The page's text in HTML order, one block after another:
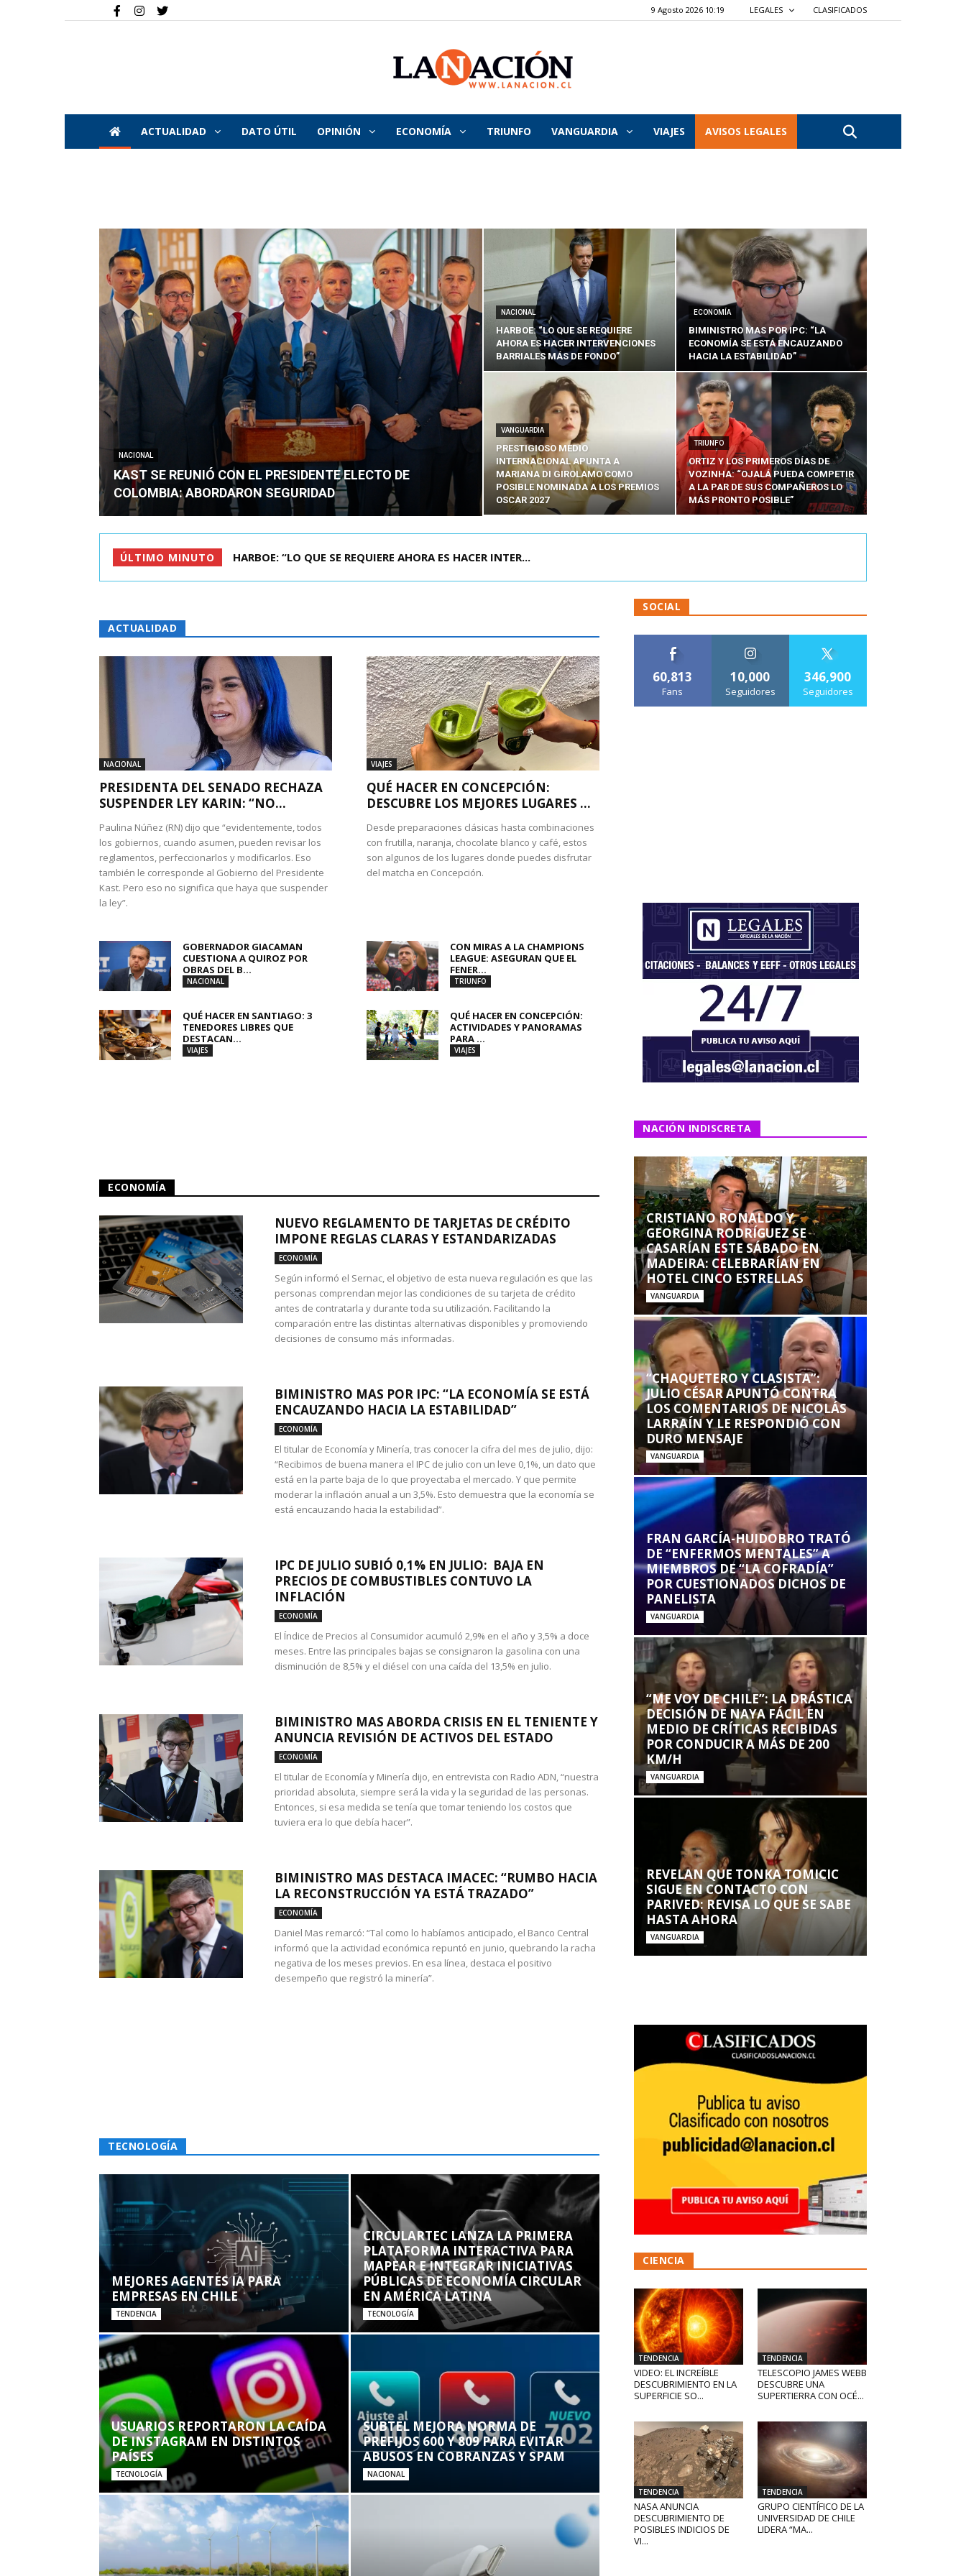
9 Agosto 2026 10:19 LEGALES CLASIFICADOS
La
Nación
ACTUALIDAD DATO ÚTIL OPINIÓN ECONOMÍA TRIUNFO VANGUARDIA VIAJES AVISOS LEGALES
NACIONAL
KAST SE REUNIÓ CON EL PRESIDENTE ELECTO DE
COLOMBIA: ABORDARON SEGURIDAD
NACIONAL
HARBOE: “LO QUE SE REQUIERE
AHORA ES HACER INTERVENCIONES
BARRIALES MÁS DE FONDO”
ECONOMÍA
BIMINISTRO MAS POR IPC: “LA
ECONOMÍA SE ESTÁ ENCAUZANDO
HACIA LA ESTABILIDAD”
VANGUARDIA
PRESTIGIOSO MEDIO
INTERNACIONAL APUNTA A
MARIANA DI GIROLAMO COMO
POSIBLE NOMINADA A LOS PREMIOS
OSCAR 2027
TRIUNFO
ORTIZ Y LOS PRIMEROS DÍAS DE
VOZINHA: “OJALÁ PUEDA COMPETIR
A LA PAR DE SUS COMPAÑEROS LO
MÁS PRONTO POSIBLE”
ÚLTIMO MINUTO BIMINISTRO MAS POR IPC: “LA ECONOMÍA SE ESTÁ ENC...
ACTUALIDAD
NACIONAL
PRESIDENTA DEL SENADO RECHAZA
SUSPENDER LEY KARIN: “NO...
Paulina Núñez (RN) dijo que “evidentemente, todos
los gobiernos, cuando asumen, pueden revisar los
reglamentos, perfeccionarlos y modificarlos. Eso
también le corresponde al Gobierno del Presidente
Kast. Pero eso no significa que haya que suspender
la ley”.
VIAJES
QUÉ HACER EN CONCEPCIÓN:
DESCUBRE LOS MEJORES LUGARES ...
Desde preparaciones clásicas hasta combinaciones
con frutilla, naranja, chocolate blanco y café, estos
son algunos de los lugares donde puedes disfrutar
del matcha en Concepción.
GOBERNADOR GIACAMAN
CUESTIONA A QUIROZ POR
OBRAS DEL B...
NACIONAL
CON MIRAS A LA CHAMPIONS
LEAGUE: ASEGURAN QUE EL
FENER...
TRIUNFO
QUÉ HACER EN SANTIAGO: 3
TENEDORES LIBRES QUE
DESTACAN...
VIAJES
QUÉ HACER EN CONCEPCIÓN:
ACTIVIDADES Y PANORAMAS
PARA ...
VIAJES
ECONOMÍA
NUEVO REGLAMENTO DE TARJETAS DE CRÉDITO
IMPONE REGLAS CLARAS Y ESTANDARIZADAS
ECONOMÍA
Según informó el Sernac, el objetivo de esta nueva regulación es que las
personas comprendan mejor las condiciones de su tarjeta de crédito
antes de contratarla y durante toda su utilización. Facilitando la
comparación entre las distintas alternativas disponibles y promoviendo
decisiones de consumo más informadas.
BIMINISTRO MAS POR IPC: “LA ECONOMÍA SE ESTÁ
ENCAUZANDO HACIA LA ESTABILIDAD”
ECONOMÍA
El titular de Economía y Minería, tras conocer la cifra del mes de julio, dijo:
“Recibimos de buena manera el IPC de julio con un leve 0,1%, un dato que
está en la parte baja de lo que proyectaba el mercado. Y que permite
moderar la inflación anual a un 3,5%. Esto demuestra que la economía se
está encauzando hacia la estabilidad”.
IPC DE JULIO SUBIÓ 0,1% EN JULIO: BAJA EN
PRECIOS DE COMBUSTIBLES CONTUVO LA
INFLACIÓN
ECONOMÍA
El Índice de Precios al Consumidor acumuló 2,9% en el año y 3,5% a doce
meses. Entre las principales bajas se consignaron la gasolina con una
disminución de 8,5% y el diésel con una caída del 13,5% en julio.
BIMINISTRO MAS ABORDA CRISIS EN EL TENIENTE Y
ANUNCIA REVISIÓN DE ACTIVOS DEL ESTADO
ECONOMÍA
El titular de Economía y Minería dijo, en entrevista con Radio ADN, “nuestra
prioridad absoluta, siempre será la vida y la seguridad de las personas.
Entonces, si esa medida se tenía que tomar teniendo los costos que
tuviera era lo que debía hacer”.
BIMINISTRO MAS DESTACA IMACEC: “RUMBO HACIA
LA RECONSTRUCCIÓN YA ESTÁ TRAZADO”
ECONOMÍA
Daniel Mas remarcó: “Tal como lo habíamos anticipado, el Banco Central
informó que la actividad económica repuntó en junio, quebrando la racha
negativa de los meses previos. En esa línea, destaca el positivo
desempeño que registró la minería”.
TECNOLOGÍA
MEJORES AGENTES IA PARA
EMPRESAS EN CHILE
TENDENCIA
CIRCULARTEC LANZA LA PRIMERA
PLATAFORMA INTERACTIVA PARA
MAPEAR E INTEGRAR INICIATIVAS
PÚBLICAS DE ECONOMÍA CIRCULAR
EN AMÉRICA LATINA
TECNOLOGÍA
USUARIOS REPORTARON LA CAÍDA
DE INSTAGRAM EN DISTINTOS
PAÍSES
TECNOLOGÍA
SUBTEL MEJORA NORMA DE
PREFIJOS 600 Y 809 PARA EVITAR
ABUSOS EN COBRANZAS Y SPAM
NACIONAL
SOCIAL
60,813
Fans
10,000
Seguidores
346,900
Seguidores
NACIÓN INDISCRETA
CRISTIANO RONALDO Y
GEORGINA RODRÍGUEZ SE
CASARÍAN ESTE SÁBADO EN
MADEIRA: CELEBRARÍAN EN
HOTEL CINCO ESTRELLAS
VANGUARDIA
“CHAQUETERO Y CLASISTA”:
JULIO CÉSAR APUNTÓ CONTRA
LOS COMENTARIOS DE NICOLÁS
LARRAÍN Y LE RESPONDIÓ CON
DURO MENSAJE
VANGUARDIA
FRAN GARCÍA-HUIDOBRO TRATÓ
DE “ENFERMOS MENTALES” A
MIEMBROS DE “LA COFRADÍA”
POR CUESTIONADOS DICHOS DE
PANELISTA
VANGUARDIA
“ME VOY DE CHILE”: LA DRÁSTICA
DECISIÓN DE NAYA FÁCIL EN
MEDIO DE CRÍTICAS RECIBIDAS
POR CONDUCIR A MÁS DE 200
KM/H
VANGUARDIA
REVELAN QUE TONKA TOMICIC
SIGUE EN CONTACTO CON
PARIVED: REVISA LO QUE SE SABE
HASTA AHORA
VANGUARDIA
CIENCIA
TENDENCIA
VIDEO: EL INCREÍBLE
DESCUBRIMIENTO EN LA
SUPERFICIE SO...
TENDENCIA
TELESCOPIO JAMES WEBB
DESCUBRE UNA
SUPERTIERRA CON OCÉ...
TENDENCIA
NASA ANUNCIA
DESCUBRIMIENTO DE
POSIBLES INDICIOS DE
VI...
TENDENCIA
GRUPO CIENTÍFICO DE LA
UNIVERSIDAD DE CHILE
LIDERA “MA...